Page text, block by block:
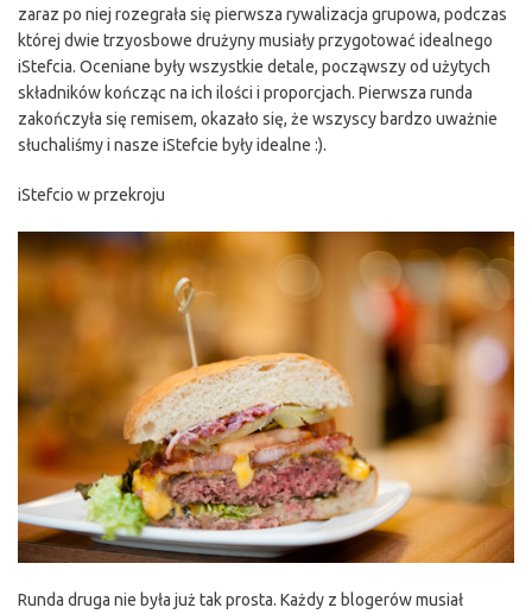
zaraz po niej rozegrała się pierwsza rywalizacja grupowa, podczas
której dwie trzyosbowe drużyny musiały przygotować idealnego
iStefcia. Oceniane były wszystkie detale, począwszy od użytych
składników kończąc na ich ilości i proporcjach. Pierwsza runda
zakończyła się remisem, okazało się, że wszyscy bardzo uważnie
słuchaliśmy i nasze iStefcie były idealne :).
iStefcio w przekroju
Runda druga nie była już tak prosta. Każdy z blogerów musiał